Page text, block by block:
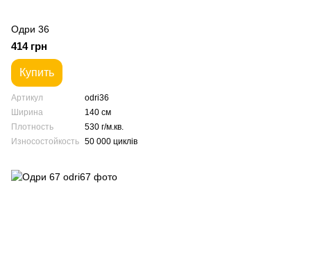
Одри 36
414 грн
Купить
Артикул
odri36
Ширина
140 см
Плотность
530 г/м.кв.
Износостойкость 50 000 циклів